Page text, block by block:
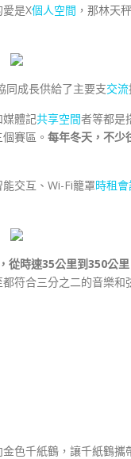
是X個人空間 ，那林天
同成長供給了主要支交流
媒體記共享空間者等都是
賽區。 每年冬天，不少
能交互、Wi-Fi籠罩時租
從時速35公里到350公里
符合三分之二的音樂
色千紙鶴，讓千紙鶴